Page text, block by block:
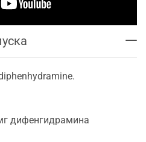
дифенгидрамина